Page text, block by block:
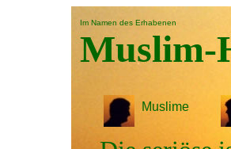
Im Namen des Erhabenen
Muslim-
Muslime